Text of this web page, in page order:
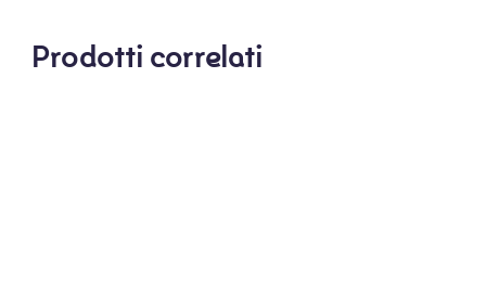
Prodotti correlati